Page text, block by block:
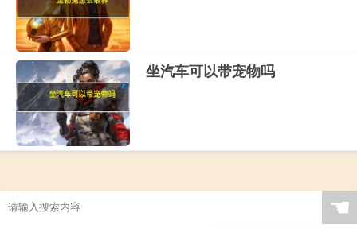
坐汽车可以带宠物吗
☚